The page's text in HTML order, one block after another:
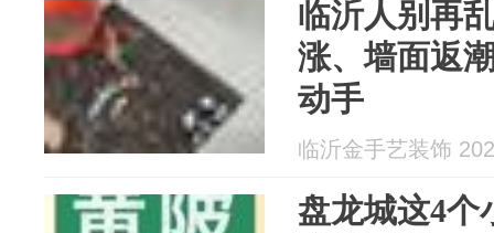
临沂人别再
涨、墙面返
动手
临沂金手艺装饰
盘龙城这4个